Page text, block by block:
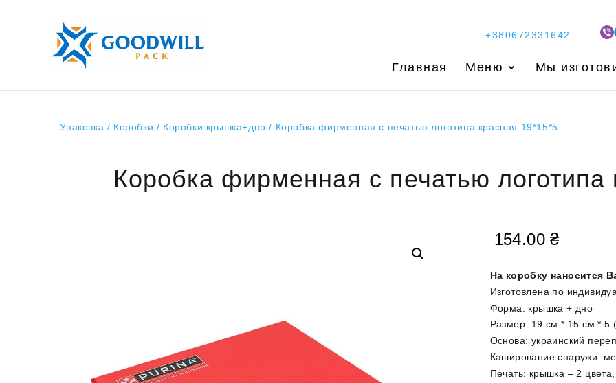
+380672331642
Главная Меню Мы
Упаковка / Коробки / Коробки крышка+дно / Коробка фирменная с печатью логотипа красная 19*15*5
Коробка фирменная с печатью логотипа
154.00₴
На коробку наносится
Изготовлена по
Форма: крышка + дно
Размер: 19 см * 15 см * 5
Основа: украинский
Каширование снаружи:
Печать: крышка – 2